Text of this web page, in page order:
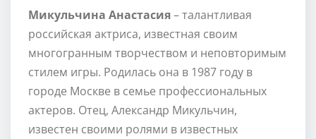
Микульчина Анастасия– талантливая
российская актриса, известная своим
многогранным творчеством и неповторимым
стилем игры. Родилась она в 1987 году в
городе Москве в семье профессиональных
актеров. Отец, Александр Микульчин,
известен своими ролями в известных